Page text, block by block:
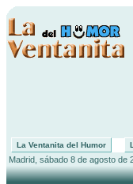
La Ventanita del Humor
Madrid, sábado 8 de agosto de